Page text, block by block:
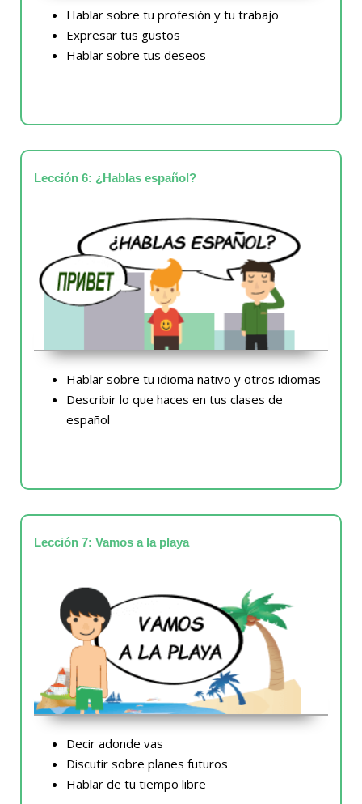
Hablar sobre tu profesión y tu trabajo
Expresar tus gustos
Hablar sobre tus deseos
Lección 6: ¿Hablas español?
Hablar sobre tu idioma nativo y otros idiomas
Describir lo que haces en tus clases de
español
Lección 7: Vamos a la playa
Decir adonde vas
Discutir sobre planes futuros
Hablar de tu tiempo libre